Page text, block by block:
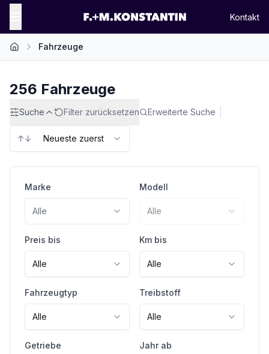
Kontakt
StartseiteFahrzeuge
256 Fahrzeuge
Suche Filter zurücksetzen Erweiterte Suche
↑↓ Neueste zuerst
Marke
Alle
Modell
Alle
Preis bis
Alle
Km bis
Alle
Fahrzeugtyp
Alle
Treibstoff
Alle
Getriebe Jahr ab